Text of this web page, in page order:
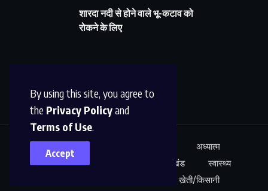
By using this site, you agree to
the Privacy Policyand
Terms of Use.
Accept
शारदा नदी से होने वाले भू-कटाव को
रोकने के लिए
ऊधम सिंह नगर
अध्यात्म
कारोबार
अपराध उत्तराखंड
स्वास्थ्य
खेती/किसानी